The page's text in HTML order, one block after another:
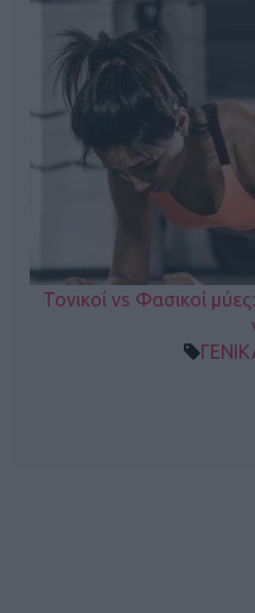
Τονικοί vs Φασικοί μύες: